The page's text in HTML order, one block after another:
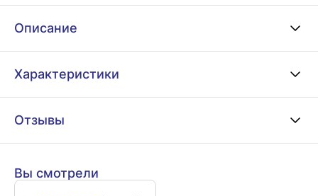
Описание
Характеристики
Отзывы
Вы смотрели